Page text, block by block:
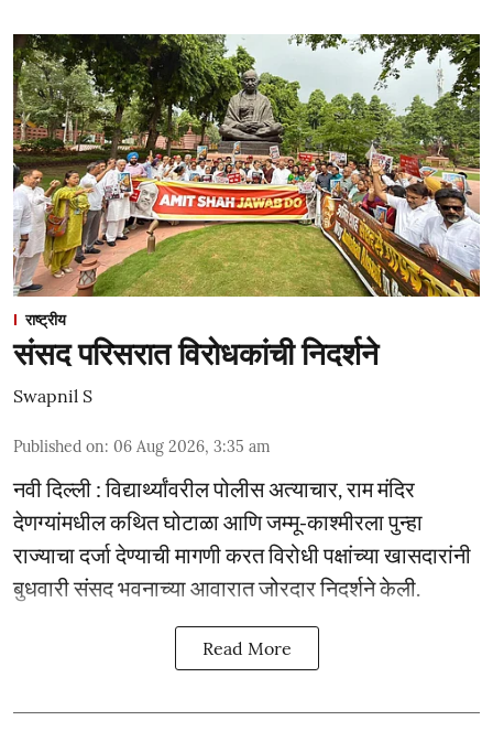
राष्ट्रीय
संसद परिसरात विरोधकांची निदर्शने
Swapnil S
Published on: 06 Aug 2026, 3:35 am
नवी दिल्ली : विद्यार्थ्यांवरील पोलीस अत्याचार, राम मंदिर
देणग्यांमधील कथित घोटाळा आणि जम्मू-काश्मीरला पुन्हा
राज्याचा दर्जा देण्याची मागणी करत विरोधी पक्षांच्या खासदारांनी
बुधवारी संसद भवनाच्या आवारात जोरदार निदर्शने केली.
Read More